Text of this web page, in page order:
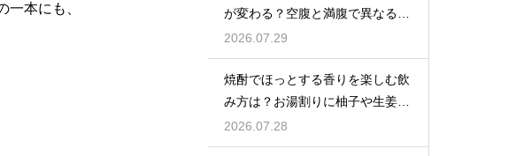
本にも、
が変わる？空腹と満腹で異なる味
覚の感じ方を解説
2026.07.29
焼酎でほっとする香りを楽しむ飲
み方は？お湯割りに柚子や生姜を
加えてリラックス効果を実感
2026.07.28